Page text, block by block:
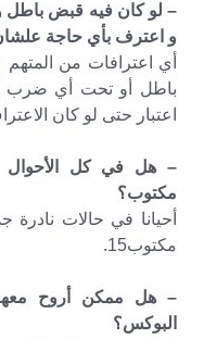
– لو كان فيه قبض
و اعترف بأي حاجة
أي اعترافات من
باطل أو تحت أي ضرب
اعتبار حتى لو كان
– هل في كل الأحوال
مكتوب؟
أحيانا في حالات
مكتوب15.
– هل ممكن أروح
البوكس؟